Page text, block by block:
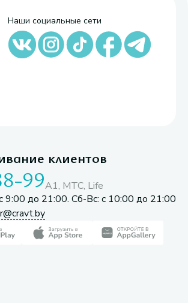
Наши социальные сети
клиентов
99A1, МТС, Life
9:00 до 21:00. Сб-Вс: с 10:00 до 21:00